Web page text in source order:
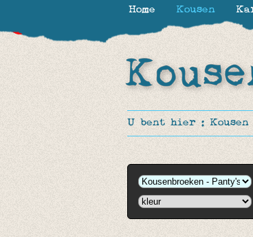
U bent hier :
Home Kousen